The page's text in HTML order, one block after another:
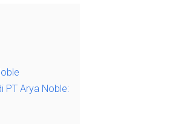
PT Arya Noble: